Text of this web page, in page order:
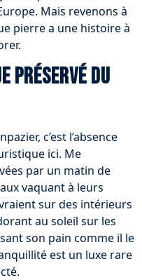
Mais revenons à
pierre a une histoire à
préservé du
c’est l’absence
ici. Me
par un matin de
vaquant à leurs
sur des intérieurs
au soleil sur les
son pain comme il le
est un luxe rare